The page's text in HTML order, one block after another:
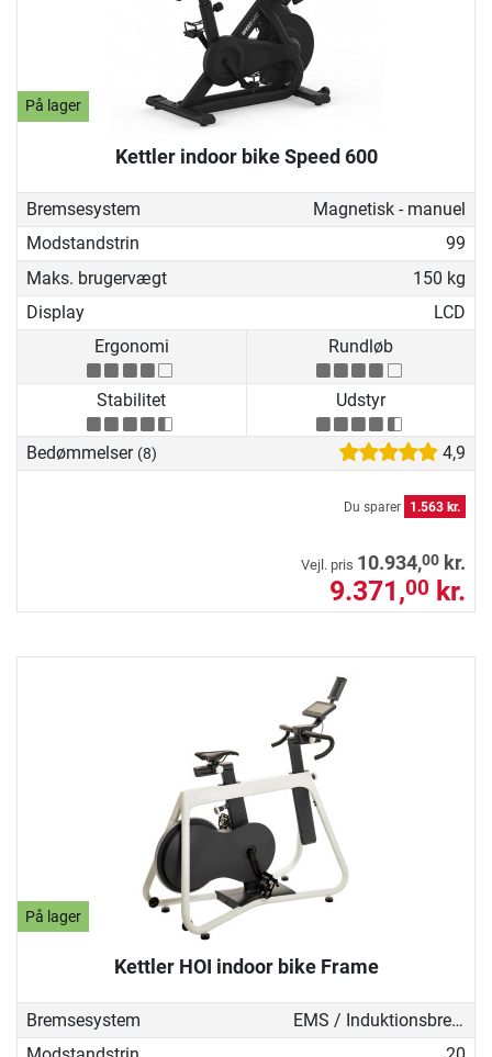
På lager
Kettler indoor bike Speed 600
Bremsesystem
Magnetisk - manuel
Modstandstrin
99
Maks. brugervægt
150 kg
Display
LCD
Ergonomi
Rundløb
Stabilitet Udstyr
Bedømmelser (8) 4,9
Du sparer 1.563 kr.
Vejl. pris 10.934,00 kr.
9.371,00 kr.
På lager
Kettler HOI indoor bike Frame
Bremsesystem
EMS / Induktionsbremse